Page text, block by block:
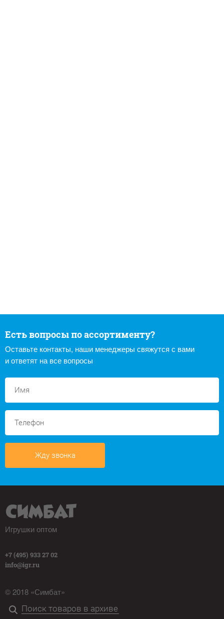
Есть вопросы по ассортименту?
Оставьте контакты, наши менеджеры свяжутся с вами
и ответят на все вопросы
Жду звонка
Игрушки оптом
+7 (495) 933 27 02
info@igr.ru
© 2018 «Симбат»